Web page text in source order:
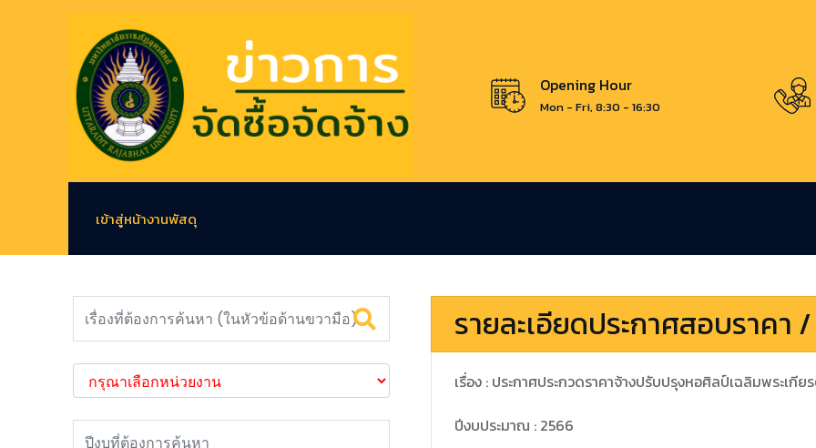
Opening Hour
Mon - Fri, 8:30 - 16:30
เข้าสู่หน้างานพัสดุ
รายละเอียดประกาศสอบราคา
เรื่อง : ประกาศประกวดราคาจ้างปรับปรุงหอศิลป์เฉลิมพระเกีย
ปีงบประมาณ : 2566